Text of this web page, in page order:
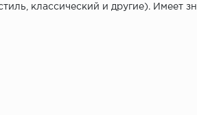
классический и другие). Имеет